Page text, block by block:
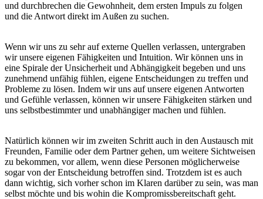
und durchbrechen die Gewohnheit, dem ersten Impuls zu folgen
und die Antwort direkt im Außen zu suchen.
Wenn wir uns zu sehr auf externe Quellen verlassen, untergraben
wir unsere eigenen Fähigkeiten und Intuition. Wir können uns in
eine Spirale der Unsicherheit und Abhängigkeit begeben und uns
zunehmend unfähig fühlen, eigene Entscheidungen zu treffen und
Probleme zu lösen. Indem wir uns auf unsere eigenen Antworten
und Gefühle verlassen, können wir unsere Fähigkeiten stärken und
uns selbstbestimmter und unabhängiger machen und fühlen.
Natürlich können wir im zweiten Schritt auch in den Austausch mit
Freunden, Familie oder dem Partner gehen, um weitere Sichtweisen
zu bekommen, vor allem, wenn diese Personen möglicherweise
sogar von der Entscheidung betroffen sind. Trotzdem ist es auch
dann wichtig, sich vorher schon im Klaren darüber zu sein, was man
selbst möchte und bis wohin die Kompromissbereitschaft geht.